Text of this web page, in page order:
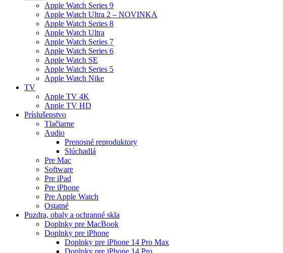
Apple Watch Series 9
Apple Watch Ultra 2 – NOVINKA
Apple Watch Series 8
Apple Watch Ultra
Apple Watch Series 7
Apple Watch Series 6
Apple Watch SE
Apple Watch Series 5
Apple Watch Nike
TV
Apple TV 4K
Apple TV HD
Príslušenstvo
Tlačiarne
Audio
Prenosné reproduktory
Slúchadlá
Pre Mac
Software
Pre iPad
Pre iPhone
Pre Apple Watch
Ostatné
Puzdra, obaly a ochranné skla
Doplnky pre MacBook
Doplnky pre iPhone
Doplnky pre iPhone 14 Pro Max
Doplnky pre iPhone 14 Pro